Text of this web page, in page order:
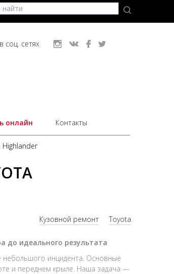
соц. сетях
онлайн Контакты
Highlander
Кузовной ремонт Toyota
до идеального результата
инцидента. Основные
и переднем крыле. Наша задача —